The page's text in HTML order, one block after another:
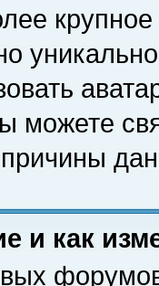
можете
и как